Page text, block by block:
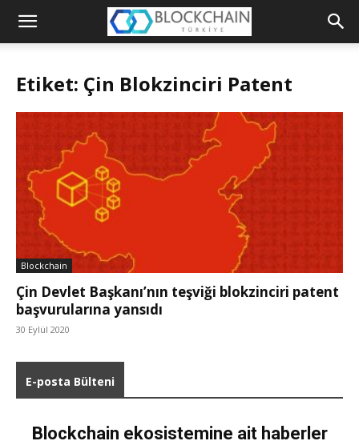
Blockchain
Etiket: Çin Blokzinciri Patent
Blockchain
Çin Devlet Başkanı’nın teşviği blokzinciri patent
başvurularına yansıdı
30 Eylül 2020
E-posta Bülteni
Blockchain ekosistemine ait haberler